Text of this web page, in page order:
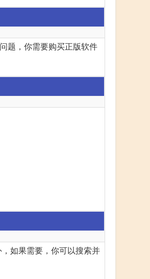
题，你需要购买正版软件
如果需要，你可以搜索并